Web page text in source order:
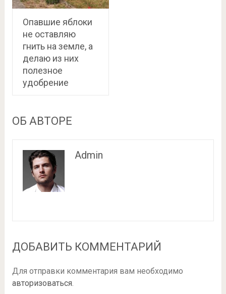
Опавшие яблоки
не оставляю
гнить на земле, а
делаю из них
полезное
удобрение
ОБ АВТОРЕ
Admin
ДОБАВИТЬ КОММЕНТАРИЙ
Для отправки комментария вам необходимо
авторизоваться.